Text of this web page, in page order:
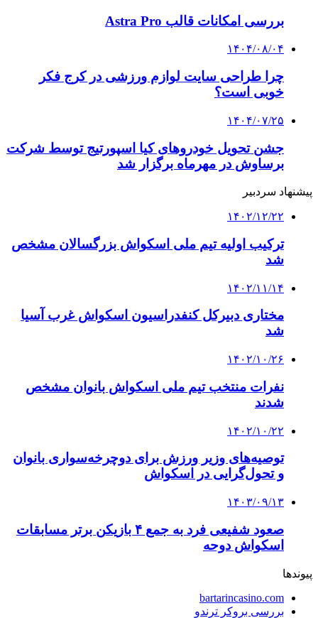
بررسی امکانات قالب Astra Pro
۱۴۰۴/۰۸/۰۴
چرا طراحی سایت لوازم ورزشی در کرج فکر
خوبی است؟
۱۴۰۴/۰۷/۲۵
جشن تحویل خودروهای کیا اسپورتیج توسط شرکت
برساوش در مهرماه برگزار شد
پیشنهاد سردبیر
۱۴۰۲/۱۲/۲۲
ترکیب اولیه تیم ملی اسکواش بزرگسالان مشخص
شد
۱۴۰۲/۱۱/۱۴
مختاری دبیرکل کنفدراسیون اسکواش غرب آسیا
شد
۱۴۰۲/۱۰/۲۶
نفرات منتخب تیم ملی اسکواش بانوان مشخص
شدند
۱۴۰۲/۱۰/۲۲
توصیه‌های وزیر ورزش برای دوچرخه‌سواری بانوان
و تحول‌گرایی در اسکواش
۱۴۰۳/۰۹/۱۳
صعود شفیعی فرد به جمع ۴ بازیکن برتر مسابقات
اسکواش دوحه
پیوندها
bartarincasino.com
بررسی بروکر ترندو